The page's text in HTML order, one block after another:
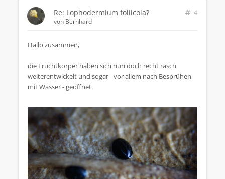
Re: Lophodermium foliicola?
4
von Bernhard
Hallo zusammen,
die Fruchtkörper haben sich nun doch recht rasch
weiterentwickelt und sogar - vor allem nach Besprühen
mit Wasser - geöffnet.